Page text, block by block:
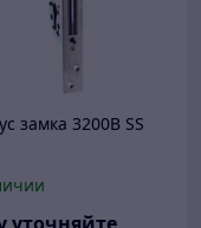
замка 3200B SS